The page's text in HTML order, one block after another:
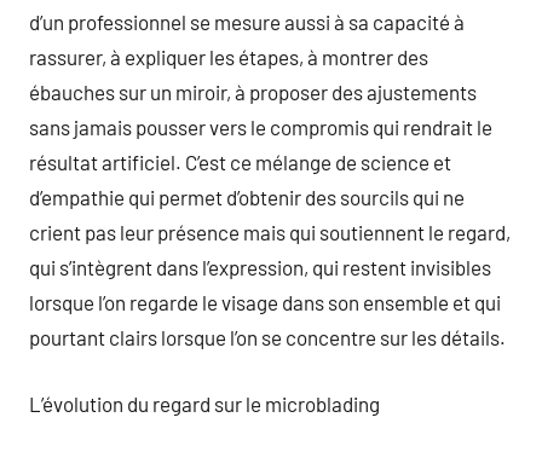
d’un professionnel se mesure aussi à sa capacité à
rassurer, à expliquer les étapes, à montrer des
ébauches sur un miroir, à proposer des ajustements
sans jamais pousser vers le compromis qui rendrait le
résultat artificiel. C’est ce mélange de science et
d’empathie qui permet d’obtenir des sourcils qui ne
crient pas leur présence mais qui soutiennent le regard,
qui s’intègrent dans l’expression, qui restent invisibles
lorsque l’on regarde le visage dans son ensemble et qui
pourtant clairs lorsque l’on se concentre sur les détails.
L’évolution du regard sur le microblading